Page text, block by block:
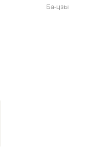
Ба-цзы